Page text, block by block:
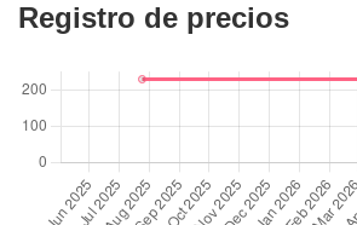
Registro de precios